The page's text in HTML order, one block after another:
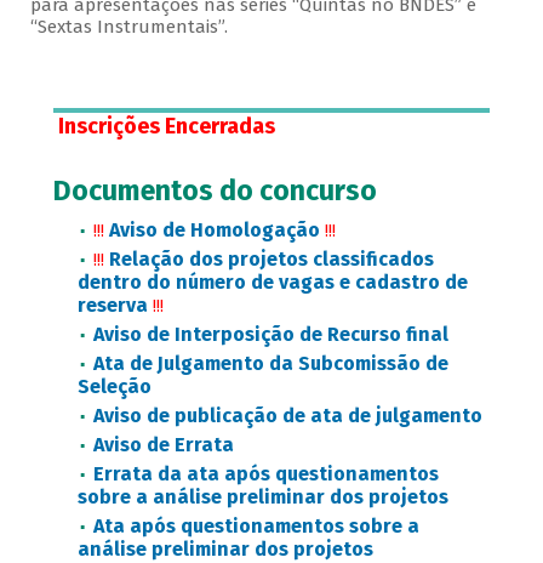
para apresentações nas séries “Quintas no BNDES” e
“Sextas Instrumentais”.
Inscrições Encerradas
Documentos do concurso
!!!Aviso de Homologação !!!
!!! Relação dos projetos classificados
dentro do número de vagas e cadastro de
reserva !!!
Aviso de Interposição de Recurso final
Ata de Julgamento da Subcomissão de
Seleção
Aviso de publicação de ata de julgamento
Aviso de Errata
Errata da ata após questionamentos
sobre a análise preliminar dos projetos
Ata após questionamentos sobre a
análise preliminar dos projetos